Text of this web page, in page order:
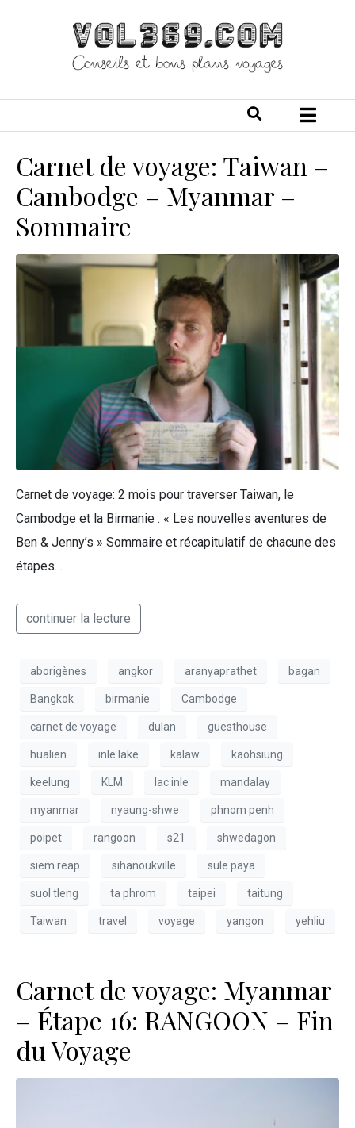
Carnet de voyage: Taiwan –
Cambodge – Myanmar –
Sommaire
Carnet de voyage: 2 mois pour traverser Taiwan, le
Cambodge et la Birmanie . « Les nouvelles aventures de
Ben & Jenny’s » Sommaire et récapitulatif de chacune des
étapes…
continuer la lecture
aborigènes angkor aranyaprathet bagan
Bangkok birmanie Cambodge
carnet de voyage dulan guesthouse
hualien inle lake kalaw kaohsiung
keelung KLM lac inle mandalay
myanmar nyaung-shwe phnom penh
poipet rangoon s21 shwedagon
siem reap sihanoukville sule paya
suol tleng ta phrom taipei taitung
Taiwan travel voyage yangon yehliu
Carnet de voyage: Myanmar
– Étape 16: RANGOON – Fin
du Voyage